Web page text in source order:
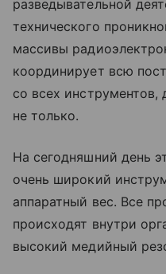
разведывательной
технического
массивы
координирует всю
со всех инструментов,
не только.
На сегодняшний день
очень широкий
аппаратный вес. Все
происходят внутри
высокий медийный